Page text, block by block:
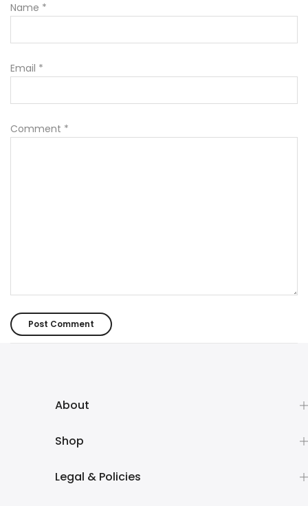
Name *
Email *
Comment *
About
Shop
Legal & Policies